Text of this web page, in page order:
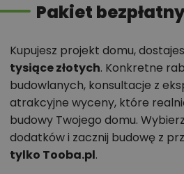
Pakiet
Kupujesz projekt domu,
tysiące złotych. Konkretne
budowlanych, konsultacje z
atrakcyjne wyceny, które
budowy Twojego domu.
dodatków i zacznij budowę z
tylko Tooba.pl.